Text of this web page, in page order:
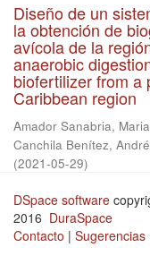
Diseño de un
la obtención de
avícola de la
anaerobic
biofertilizer from a
Caribbean region
Amador Sanabria,
Canchila Benítez,
(2021-05-29)
DSpace software
2016 DuraSpace
Contacto | Sugerencias